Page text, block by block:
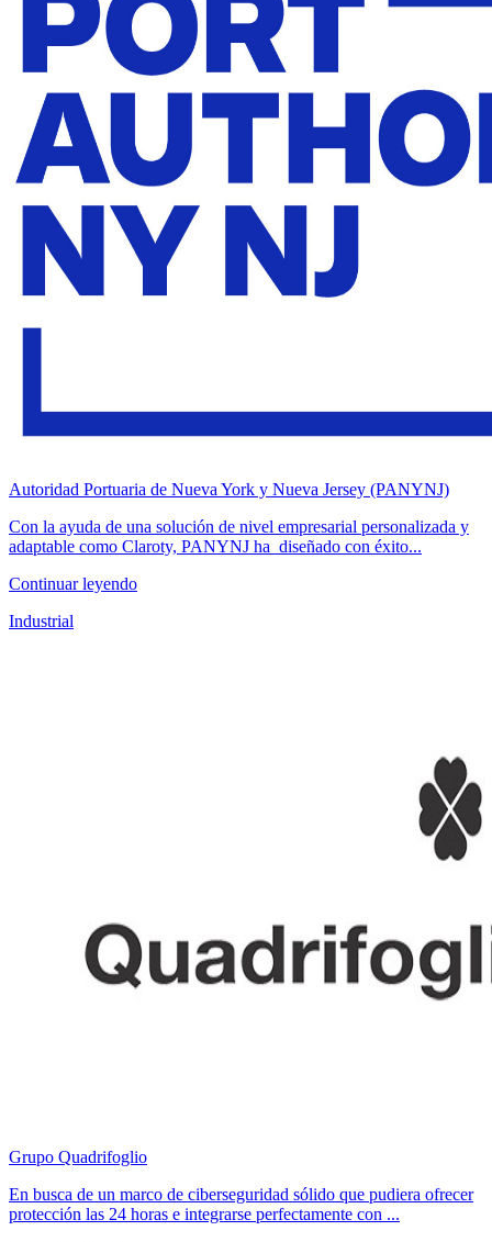
Autoridad Portuaria de Nueva York y Nueva Jersey (PANYNJ)
Con la ayuda de una solución de nivel empresarial personalizada y
adaptable como Claroty, PANYNJ ha diseñado con éxito...
Continuar leyendo
Industrial
Grupo Quadrifoglio
En busca de un marco de ciberseguridad sólido que pudiera ofrecer
protección las 24 horas e integrarse perfectamente con ...